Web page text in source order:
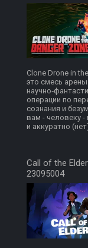
Clone Drone in
это смесь
операции по
сознания и
вам - человеку -
и аккуратно
Call of the
23095004